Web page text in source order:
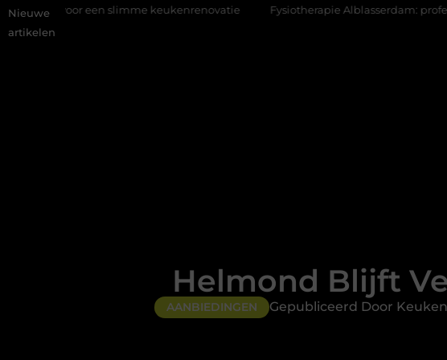
Nieuwe
artikelen
slimme keukenrenovatie Fysiotherapie Alblasserdam: professionele
Helmond Blijft
AANBIEDINGEN Gepubliceerd Door